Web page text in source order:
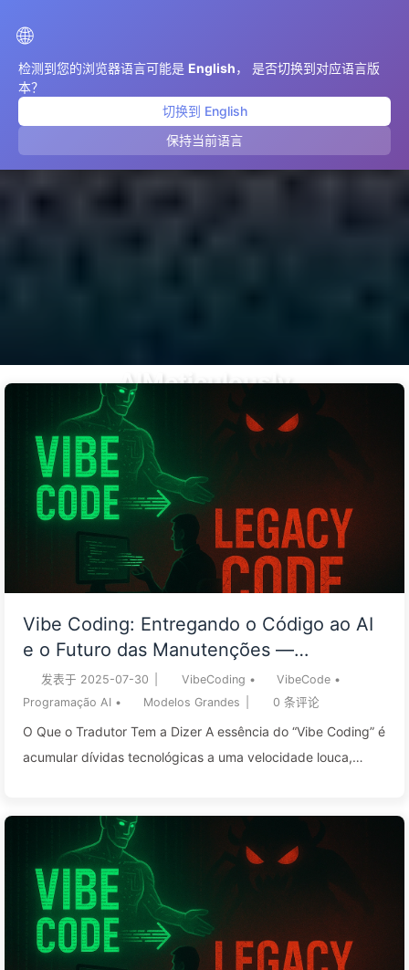
🌐
检测到您的浏览器语言可能是 English， 是否切换到对应语言版
本？
切换到 English
保持当前语言
AIMeticulously
Vibe Coding: Entregando o Código ao AI
e o Futuro das Manutenções —
Aprendendo Devagar sobre AI162
发表于 2025-07-30 VibeCoding • VibeCode •
Programação AI • Modelos Grandes 0 条评论
O Que o Tradutor Tem a Dizer A essência do “Vibe Coding” é
acumular dívidas tecnológicas a uma velocidade louca,
um verdadeiro desastre quando se trata de projetos centrais
de longa duração. Fazer com que pessoas sem
conhecimento técnico desenvolvam produtos principais com
AI é como dar a uma criança um cartão de crédito sem
limites — um momento de glória que resultará em dívidas
int...